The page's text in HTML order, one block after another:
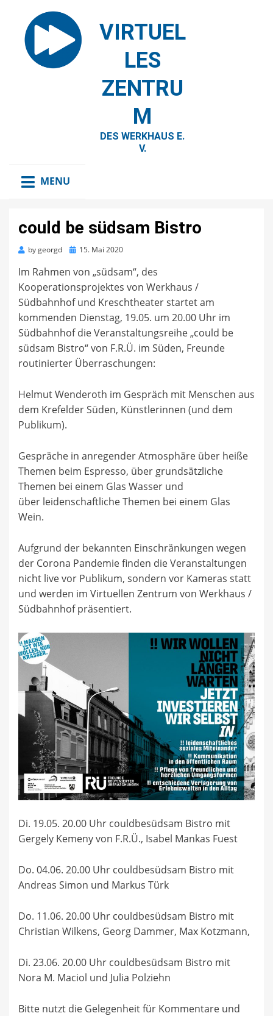
VIRTUEL
LES
ZENTRU
M
DES WERKHAUS E.
V.
MENU
could be südsam Bistro
bygeorgd
Posted15. Mai 2020
Im Rahmen von „südsam“, des
Kooperationsprojektes von Werkhaus /
Südbahnhof und Kreschtheater startet am
kommenden Dienstag, 19.05. um 20.00 Uhr im
Südbahnhof die Veranstaltungsreihe „could be
südsam Bistro“ von F.R.Ü. im Süden, Freunde
routinierter Überraschungen:
Helmut Wenderoth im Gespräch mit Menschen aus
dem Krefelder Süden, Künstlerinnen (und dem
Publikum).
Gespräche in anregender Atmosphäre über heiße
Themen beim Espresso, über grundsätzliche
Themen bei einem Glas Wasser und
über leidenschaftliche Themen bei einem Glas
Wein.
Aufgrund der bekannten Einschränkungen wegen
der Corona Pandemie finden die Veranstaltungen
nicht live vor Publikum, sondern vor Kameras statt
und werden im Virtuellen Zentrum von Werkhaus /
Südbahnhof präsentiert.
Di. 19.05. 20.00 Uhr couldbesüdsam Bistro mit
Gergely Kemeny von F.R.Ü., Isabel Mankas Fuest
Do. 04.06. 20.00 Uhr couldbesüdsam Bistro mit
Andreas Simon und Markus Türk
Do. 11.06. 20.00 Uhr couldbesüdsam Bistro mit
Christian Wilkens, Georg Dammer, Max Kotzmann,
Di. 23.06. 20.00 Uhr couldbesüdsam Bistro mit
Nora M. Maciol und Julia Polziehn
Bitte nutzt die Gelegenheit für Kommentare und